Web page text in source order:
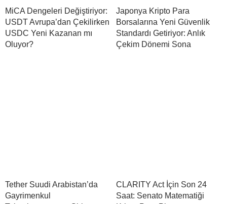
MiCA Dengeleri Değiştiriyor:
USDT Avrupa’dan Çekilirken
USDC Yeni Kazanan mı
Oluyor?
Japonya Kripto Para
Borsalarına Yeni Güvenlik
Standardı Getiriyor: Anlık
Çekim Dönemi Sona
Tether Suudi Arabistan’da
Gayrimenkul
CLARITY Act İçin Son 24
Saat: Senato Matematiği